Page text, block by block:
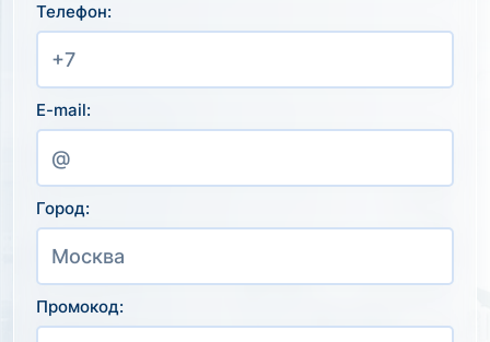
Телефон:
E-mail:
Город:
Промокод: